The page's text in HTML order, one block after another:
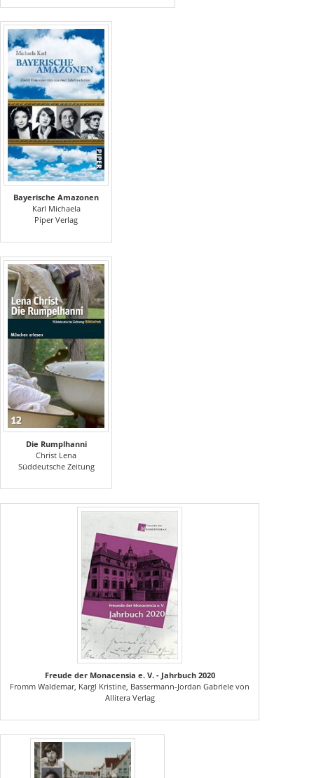
Bayerische Amazonen
Karl Michaela
Piper Verlag
Die Rumplhanni
Christ Lena
Süddeutsche Zeitung
Freude der Monacensia e. V. - Jahrbuch 2020
Fromm Waldemar, Kargl Kristine, Bassermann-Jordan Gabriele von
Allitera Verlag